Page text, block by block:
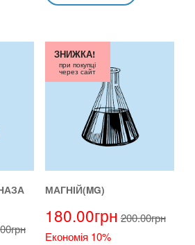
грн
МАГНІЙ(MG)
180.00грн 200.00грн
Економія 10%
ЗНИЖКА!
при покупці
через сайт